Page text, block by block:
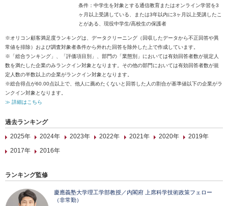
条件：中学生を対象とする通信教育またはオンライン学習を3
ヶ月以上受講している、または3年以内に3ヶ月以上受講したこ
とがある、現役中学生/高校生の保護者
※オリコン顧客満足度ランキングは、データクリーニング（回収したデータから不正回答や異
常値を排除）および調査対象者条件から外れた回答を除外した上で作成しています。
※「総合ランキング」、「評価項目別」、部門の「業態別」においては有効回答者数が規定人
数を満たした企業のみランクイン対象となります。その他の部門においては有効回答者数が規
定人数の半数以上の企業がランクイン対象となります。
※総合得点が60.00点以上で、他人に薦めたくないと回答した人の割合が基準値以下の企業がラ
ンクイン対象となります。
≫ 詳細はこちら
過去ランキング
2025年
2024年 2023年 2022年 2021年 2020年
2019年
2017年
2016年
ランキング監修
慶應義塾大学理工学部教授／内閣府 上席科学技術政策フェロー
（非常勤）